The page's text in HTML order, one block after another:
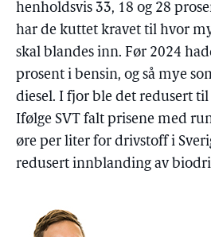
henholdsvis 33, 18 og 28
har de kuttet kravet til hvor
skal blandes inn. Før 2024
prosent i bensin, og så mye
diesel. I fjor ble det redusert til
Ifølge SVT falt prisene med
øre per liter for drivstoff i
redusert innblanding av